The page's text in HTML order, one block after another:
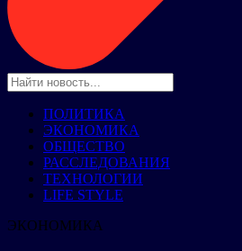
ПОЛИТИКА
ЭКОНОМИКА
ОБЩЕСТВО
РАССЛЕДОВАНИЯ
ТЕХНОЛОГИИ
LIFE STYLE
ЭКОНОМИКА